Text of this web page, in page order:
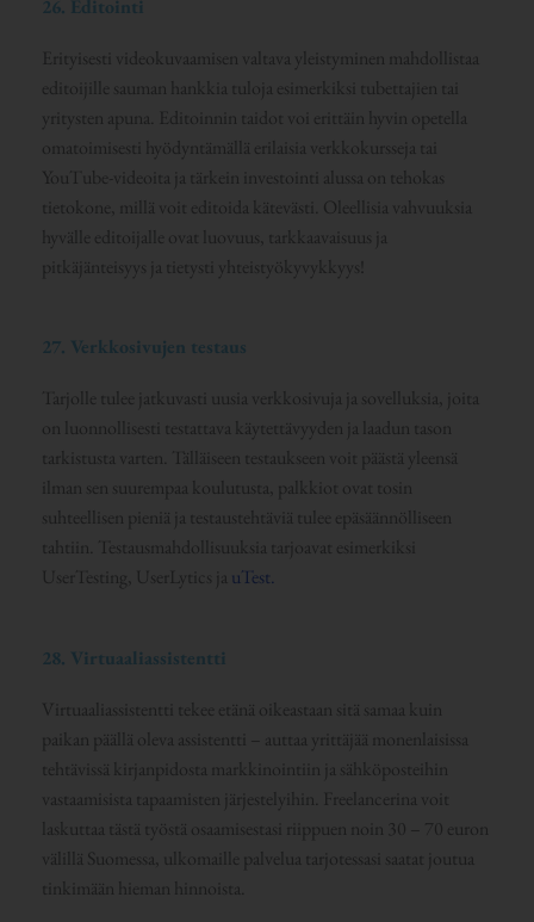
26. Editointi
Erityisesti videokuvaamisen valtava yleistyminen mahdollistaa
editoijille sauman hankkia tuloja esimerkiksi tubettajien tai
yritysten apuna. Editoinnin taidot voi erittäin hyvin opetella
omatoimisesti hyödyntämällä erilaisia verkkokursseja tai
YouTube-videoita ja tärkein investointi alussa on tehokas
tietokone, millä voit editoida kätevästi. Oleellisia vahvuuksia
hyvälle editoijalle ovat luovuus, tarkkaavaisuus ja
pitkäjänteisyys ja tietysti yhteistyökyvykkyys!
27. Verkkosivujen testaus
Tarjolle tulee jatkuvasti uusia verkkosivuja ja sovelluksia, joita
on luonnollisesti testattava käytettävyyden ja laadun tason
tarkistusta varten. Tälläiseen testaukseen voit päästä yleensä
ilman sen suurempaa koulutusta, palkkiot ovat tosin
suhteellisen pieniä ja testaustehtäviä tulee epäsäännölliseen
tahtiin. Testausmahdollisuuksia tarjoavat esimerkiksi
UserTesting, UserLytics ja uTest.
28. Virtuaaliassistentti
Virtuaaliassistentti tekee etänä oikeastaan sitä samaa kuin
paikan päällä oleva assistentti – auttaa yrittäjää monenlaisissa
tehtävissä kirjanpidosta markkinointiin ja sähköposteihin
vastaamisista tapaamisten järjestelyihin. Freelancerina voit
laskuttaa tästä työstä osaamisestasi riippuen noin 30 – 70 euron
välillä Suomessa, ulkomaille palvelua tarjotessasi saatat joutua
tinkimään hieman hinnoista.